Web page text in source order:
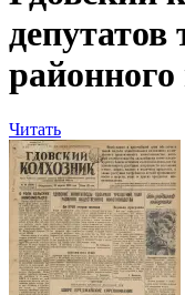
районного
Читать